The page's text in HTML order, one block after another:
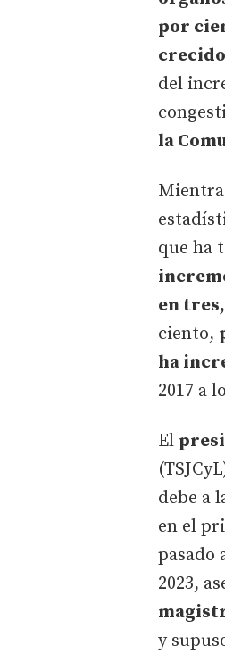
por
del
la
que ha
en
ciento,
ha
2017 a
El
debe a
en el
pasado
2023,
y